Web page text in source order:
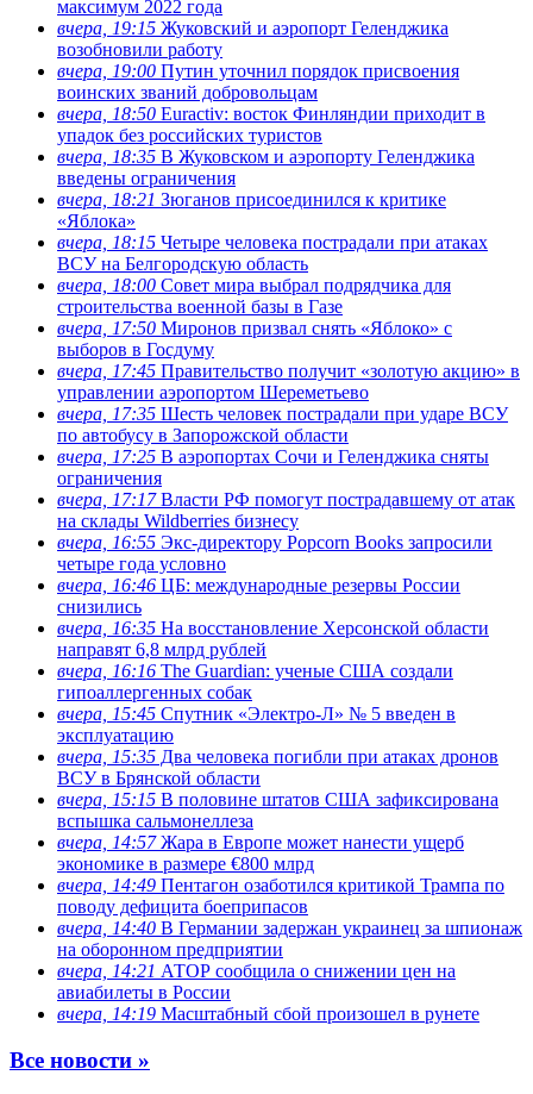
максимум 2022 года
вчера, 19:15 Жуковский и аэропорт Геленджика
возобновили работу
вчера, 19:00 Путин уточнил порядок присвоения
воинских званий добровольцам
вчера, 18:50 Euractiv: восток Финляндии приходит в
упадок без российских туристов
вчера, 18:35 В Жуковском и аэропорту Геленджика
введены ограничения
вчера, 18:21 Зюганов присоединился к критике
«Яблока»
вчера, 18:15 Четыре человека пострадали при атаках
ВСУ на Белгородскую область
вчера, 18:00 Совет мира выбрал подрядчика для
строительства военной базы в Газе
вчера, 17:50 Миронов призвал снять «Яблоко» с
выборов в Госдуму
вчера, 17:45 Правительство получит «золотую акцию» в
управлении аэропортом Шереметьево
вчера, 17:35 Шесть человек пострадали при ударе ВСУ
по автобусу в Запорожской области
вчера, 17:25 В аэропортах Сочи и Геленджика сняты
ограничения
вчера, 17:17Власти РФ помогут пострадавшему от атак
на склады Wildberries бизнесу
вчера, 16:55 Экс-директору Popcorn Books запросили
четыре года условно
вчера, 16:46 ЦБ: международные резервы России
снизились
вчера, 16:35 На восстановление Херсонской области
направят 6,8 млрд рублей
вчера, 16:16 The Guardian: ученые США создали
гипоаллергенных собак
вчера, 15:45 Спутник «Электро-Л» № 5 введен в
эксплуатацию
вчера, 15:35 Два человека погибли при атаках дронов
ВСУ в Брянской области
вчера, 15:15 В половине штатов США зафиксирована
вспышка сальмонеллеза
вчера, 14:57Жара в Европе может нанести ущерб
экономике в размере €800 млрд
вчера, 14:49 Пентагон озаботился критикой Трампа по
поводу дефицита боеприпасов
вчера, 14:40 В Германии задержан украинец за шпионаж
на оборонном предприятии
вчера, 14:21 АТОР сообщила о снижении цен на
авиабилеты в России
вчера, 14:19 Масштабный сбой произошел в рунете
Все новости »